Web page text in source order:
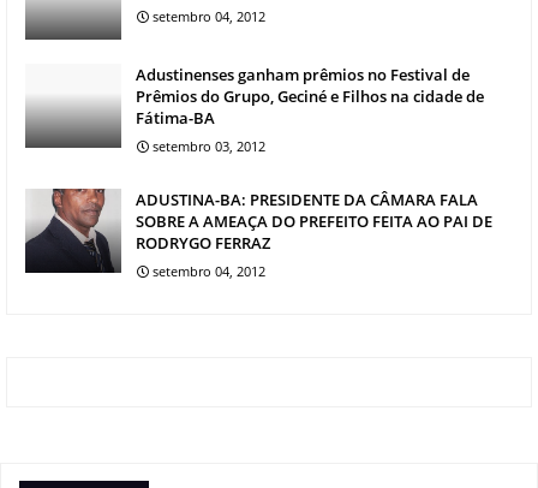
setembro 04, 2012
Adustinenses ganham prêmios no Festival de
Prêmios do Grupo, Geciné e Filhos na cidade de
Fátima-BA
setembro 03, 2012
ADUSTINA-BA: PRESIDENTE DA CÂMARA FALA
SOBRE A AMEAÇA DO PREFEITO FEITA AO PAI DE
RODRYGO FERRAZ
setembro 04, 2012